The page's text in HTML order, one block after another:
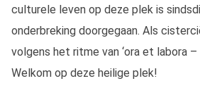
culturele leven op deze plek is
onderbreking doorgegaan. Als
volgens het ritme van ‘ora et labora –
Welkom op deze heilige plek!